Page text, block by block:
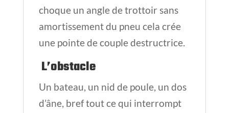
choque un angle de trottoir sans
amortissement du pneu cela crée
une pointe de couple destructrice.
L’obstacle
Un bateau, un nid de poule, un dos
d’âne, bref tout ce qui interrompt